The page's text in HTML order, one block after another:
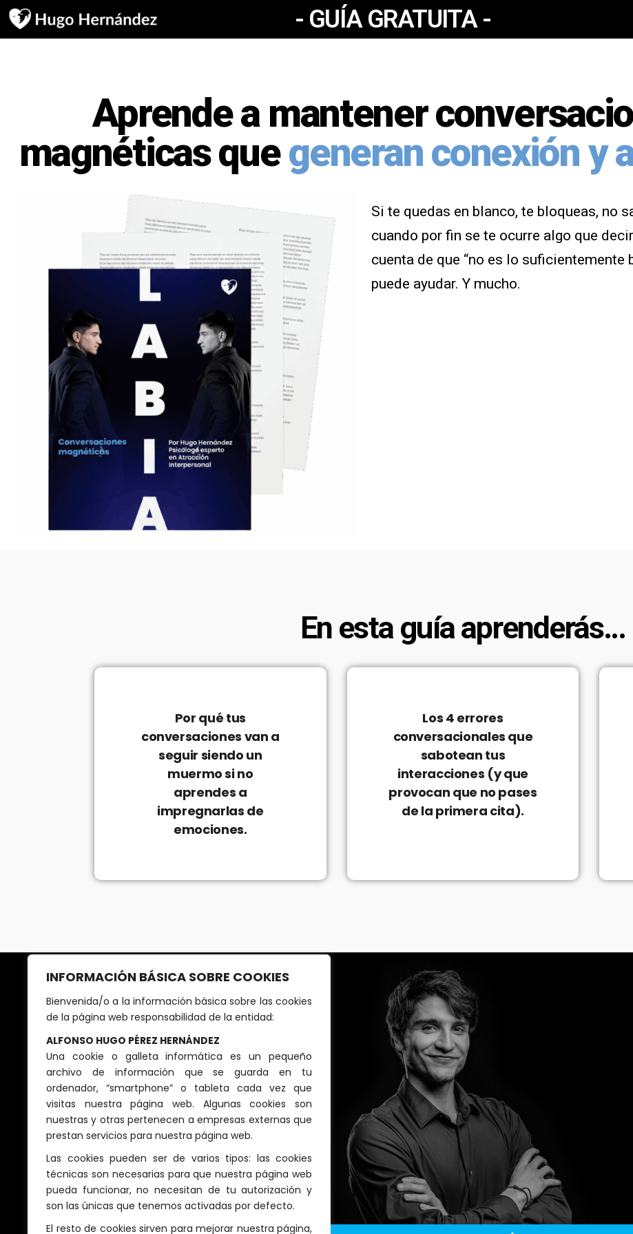
INFORMACIÓN BÁSICA SOBRE COOKIES
Bienvenida/o a la información básica sobre las cookies
de la página web responsabilidad de la entidad:
ALFONSO HUGO PÉREZ HERNÁNDEZ
Una cookie o galleta informática es un pequeño
archivo de información que se guarda en tu
ordenador, “smartphone” o tableta cada vez que
visitas nuestra página web. Algunas cookies son
nuestras y otras pertenecen a empresas externas que
prestan servicios para nuestra página web.
Las cookies pueden ser de varios tipos: las cookies
técnicas son necesarias para que nuestra página web
pueda funcionar, no necesitan de tu autorización y
son las únicas que tenemos activadas por defecto.
El resto de cookies sirven para mejorar nuestra página,
- GUÍA GRATUITA -
Aprende a mantener
magnéticas quegeneran conexión y
Si te quedas en blanco, te bloqueas, no
cuando por fin se te ocurre algo que
cuenta de que “no es lo suficientemente
puede ayudar. Y mucho.
En esta guía aprenderás…
Por qué tus
conversaciones van a
seguir siendo un
muermo si no
aprendes a
impregnarlas de
emociones.
Los 4 errores
conversacionales que
sabotean tus
interacciones (y que
provocan que no pases
de la primera cita).